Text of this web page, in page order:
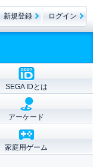
SEGA IDとは
アーケード
家庭用ゲーム
新規登録 ログイン